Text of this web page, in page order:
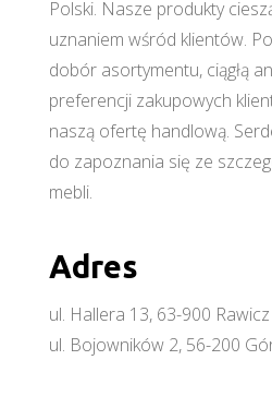
Polski. Nasze produkty
uznaniem wśród klientów.
dobór asortymentu, ciągłą
preferencji zakupowych
naszą ofertę handlową.
do zapoznania się ze
mebli.
Adres
ul. Hallera 13, 63-900 Rawicz
ul. Bojowników 2, 56-200